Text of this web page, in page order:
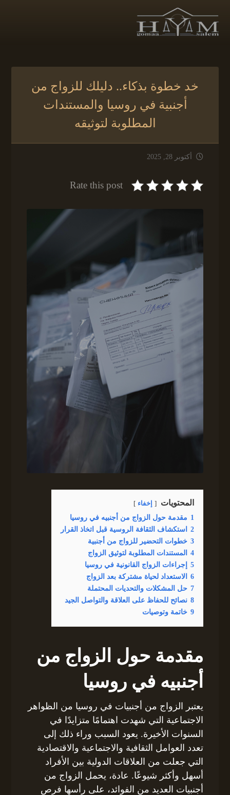
خد خطوة بذكاء.. دليلك للزواج من
أجنبية في روسيا والمستندات
المطلوبة لتوثيقه
أكتوبر 28, 2025
Rate this post
المحتويات إخفاء
1 مقدمة حول الزواج من أجنبيه في روسيا
2
استكشاف الثقافة الروسية قبل اتخاذ القرار
3 خطوات التحضير للزواج من أجنبية
4
المستندات المطلوبة لتوثيق الزواج
5
إجراءات الزواج القانونية في روسيا
6
الاستعداد لحياة مشتركة بعد الزواج
7 حل المشكلات والتحديات المحتملة
8 نصائح للحفاظ على العلاقة والتواصل الجيد
9 خاتمة وتوصيات
مقدمة حول الزواج من
أجنبيه في روسيا
يعتبر الزواج من أجنبيات في روسيا من الظواهر
الاجتماعية التي شهدت اهتمامًا متزايدًا في
السنوات الأخيرة. يعود السبب وراء ذلك إلى
تعدد العوامل الثقافية والاجتماعية والاقتصادية
التي جعلت من العلاقات الدولية بين الأفراد
أسهل وأكثر شيوعًا. عادة، يحمل الزواج من
أجنبيات العديد من الفوائد، على رأسها فرص